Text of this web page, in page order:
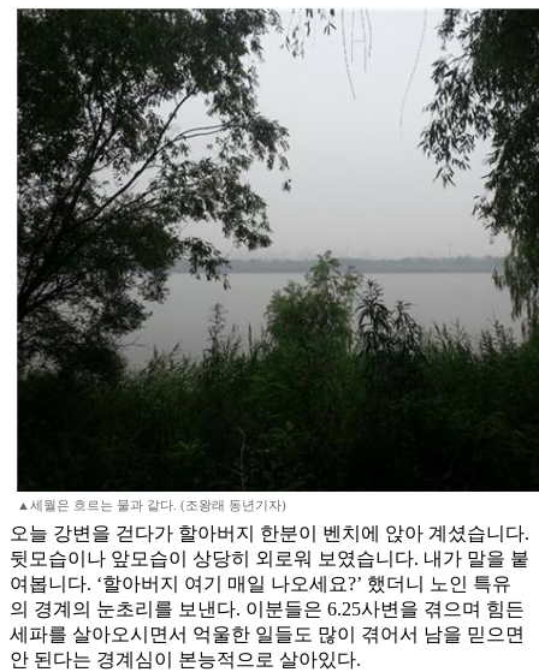
▲세월은 흐르는 물과 같다. (조왕래 동년기자)
오늘 강변을 걷다가 할아버지 한분이 벤치에 앉아 계셨습니다.
뒷모습이나 앞모습이 상당히 외로워 보였습니다. 내가 말을 붙
여봅니다. ‘할아버지 여기 매일 나오세요?’ 했더니 노인 특유
의 경계의 눈초리를 보낸다. 이분들은 6.25사변을 겪으며 힘든
세파를 살아오시면서 억울한 일들도 많이 겪어서 남을 믿으면
안 된다는 경계심이 본능적으로 살아있다.